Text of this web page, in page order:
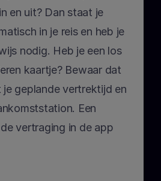
en uit? Dan staat je
in je reis en heb je
nodig. Heb je een los
kaartje? Bewaar dat
je geplande vertrektijd en
Een
vertraging in de app